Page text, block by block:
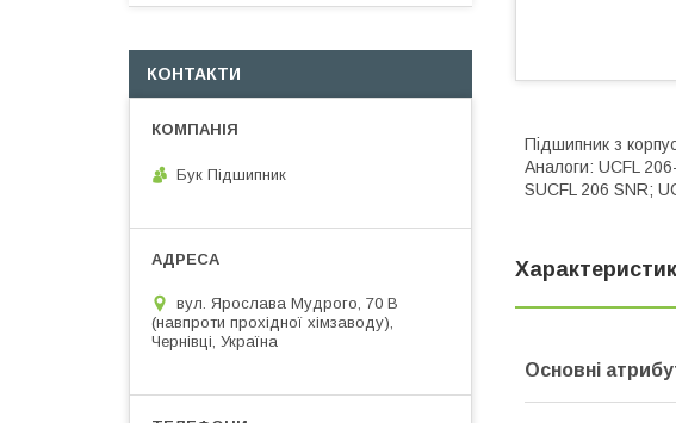
Підшипник з
Аналоги: UCFL
SUCFL 206 SNR;
Основні
КОНТАКТИ
Бук Підшипник
вул. Ярослава Мудрого, 70 В
(навпроти прохідної хімзаводу),
Чернівці, Україна